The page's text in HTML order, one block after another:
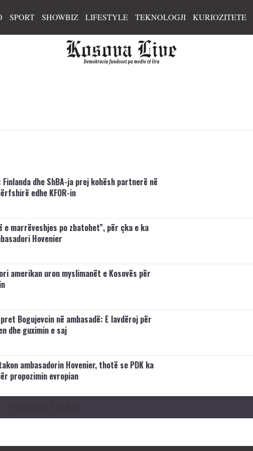
SPORT SHOWBIZ LIFESTYLE TEKNOLOGJI KURIOZITETE
Finlanda dhe ShBA-ja prej kohësh partnerë në
edhe KFOR-in
e marrëveshjes po zbatohet”, për çka e ka
Hovenier
amerikan uron myslimanët e Kosovës për
Bogujevcin në ambasadë: E lavdëroj për
dhe guximin e saj
ambasadorin Hovenier, thotë se PDK ka
propozimin evropian